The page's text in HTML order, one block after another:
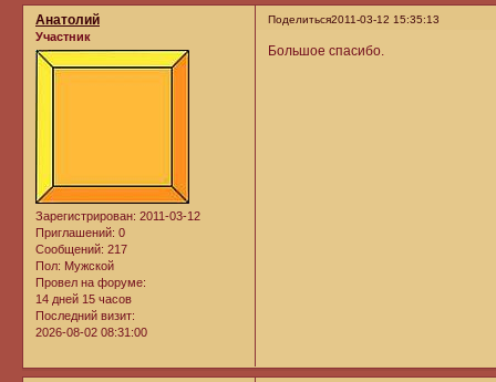
Поделиться2011-03-12 15:35:13
Анатолий
Участник
Зарегистрирован: 2011-03-12
Приглашений: 0
Сообщений: 217
Пол: Мужской
Провел на форуме:
14 дней 15 часов
Последний визит:
2026-08-02 08:31:00
Большое спасибо.